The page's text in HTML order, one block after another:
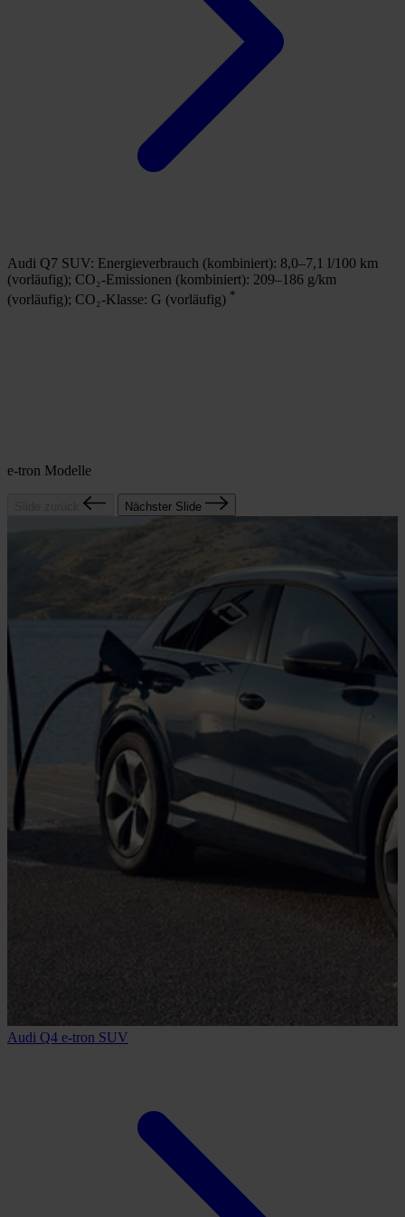
Audi Q7 SUV: Energieverbrauch (kombiniert): 8,0–7,1 l/100 km
(vorläufig); CO₂-Emissionen (kombiniert): 209–186 g/km
(vorläufig); CO₂-Klasse: G (vorläufig) *
e-tron Modelle
Nächster Slide
Audi Q4 e-tron SUV